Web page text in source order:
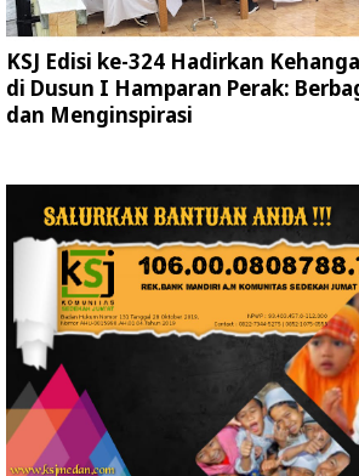
KSJ Edisi ke-324 Hadirkan
di Dusun I Hamparan Perak:
dan Menginspirasi